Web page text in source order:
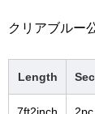
クリアブルー
Length
7ft2inch 2pc